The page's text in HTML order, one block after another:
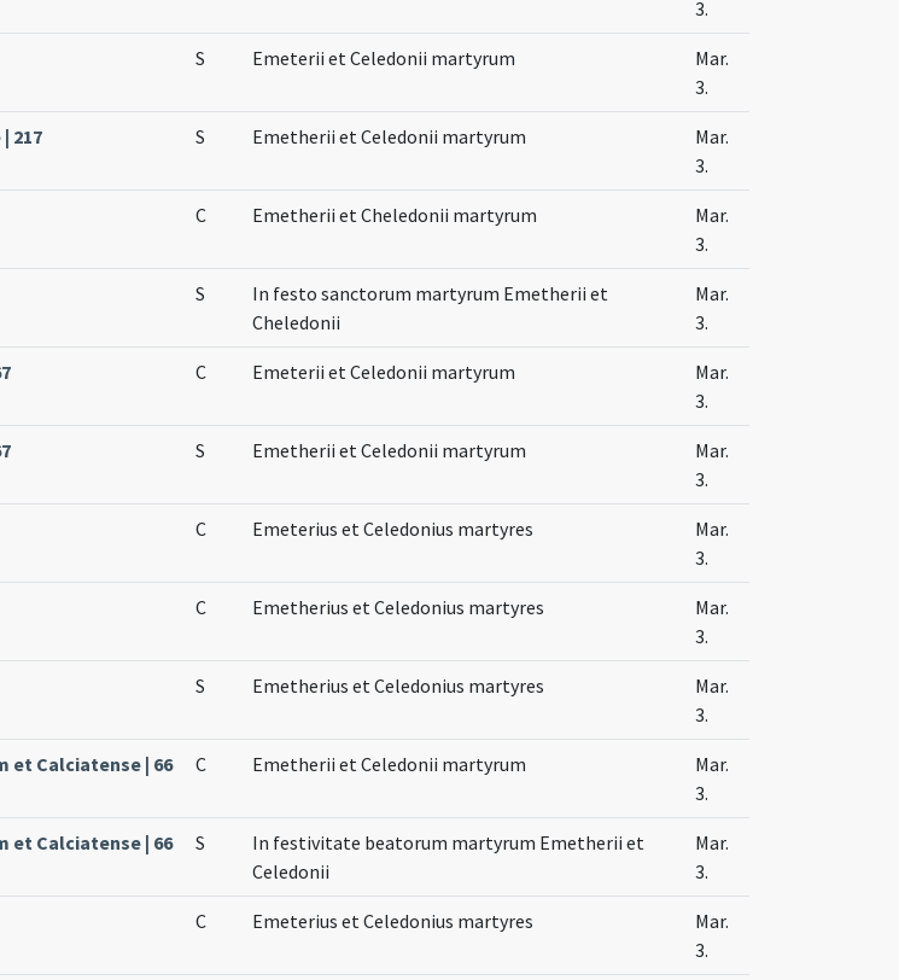
3.
S Emeterii et Celedonii martyrum
Mar.
3.
217 S Emetherii et Celedonii martyrum
Mar.
3.
C Emetherii et Cheledonii martyrum
Mar.
3.
S
In festo sanctorum martyrum Emetherii et
Cheledonii
Mar.
3.
C Emeterii et Celedonii martyrum
Mar.
3.
S Emetherii et Celedonii martyrum
Mar.
3.
C Emeterius et Celedonius martyres
Mar.
3.
C Emetherius et Celedonius martyres
Mar.
3.
S Emetherius et Celedonius martyres
Mar.
3.
et Calciatense | 66 C Emetherii et Celedonii martyrum
Mar.
3.
et Calciatense | 66 S
In festivitate beatorum martyrum Emetherii et
Celedonii
Mar.
3.
C Emeterius et Celedonius martyres
Mar.
3.